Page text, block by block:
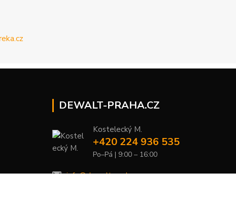
DEWALT-PRAHA.CZ
Kostelecký M.
+420 224 936 535
Po–Pá | 9:00 – 16:00
info@dewalt-praha.cz